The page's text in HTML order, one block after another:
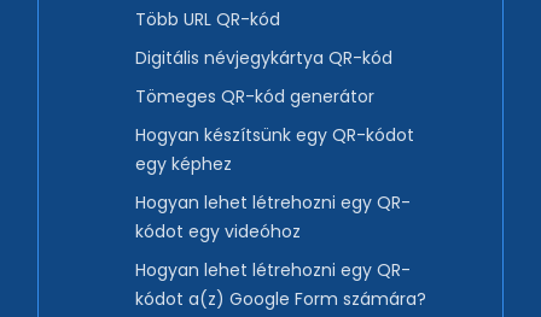
Több URL QR-kód
Digitális névjegykártya QR-kód
Tömeges QR-kód generátor
Hogyan készítsünk egy QR-kódot
egy képhez
Hogyan lehet létrehozni egy QR-
kódot egy videóhoz
Hogyan lehet létrehozni egy QR-
kódot a(z) Google Form számára?